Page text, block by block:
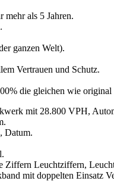
mehr als 5 Jahren.
ganzen Welt).
Vertrauen und Schutz.
die gleichen wie original
mit 28.800 VPH,
Datum.
Leuchtziffern,
mit doppelten Einsatz